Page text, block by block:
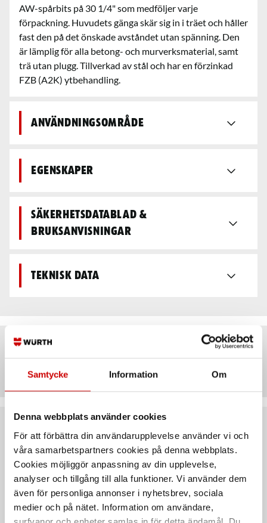
Samtycke Information Om
Denna webbplats använder cookies
För att förbättra din användarupplevelse använder vi och
våra samarbetspartners cookies på denna webbplats.
Cookies möjliggör anpassning av din upplevelse,
analyser och tillgång till alla funktioner. Vi använder dem
även för personliga annonser i nyhetsbrev, sociala
medier och på nätet. Information om användare,
AW-spårbits på 30 1/4" som medföljer varje
förpackning. Huvudets gänga skär sig in i träet och håller
fast den på det önskade avståndet utan spänning. Den
är lämplig för alla betong- och murverksmaterial, samt
trä utan plugg. Tillverkad av stål och har en förzinkad
FZB (A2K) ytbehandling.
Användningsområde
Egenskaper
Säkerhetsdatablad &
bruksanvisningar
Teknisk data
Artiklar
Rekommenderat baserat på vald produkt